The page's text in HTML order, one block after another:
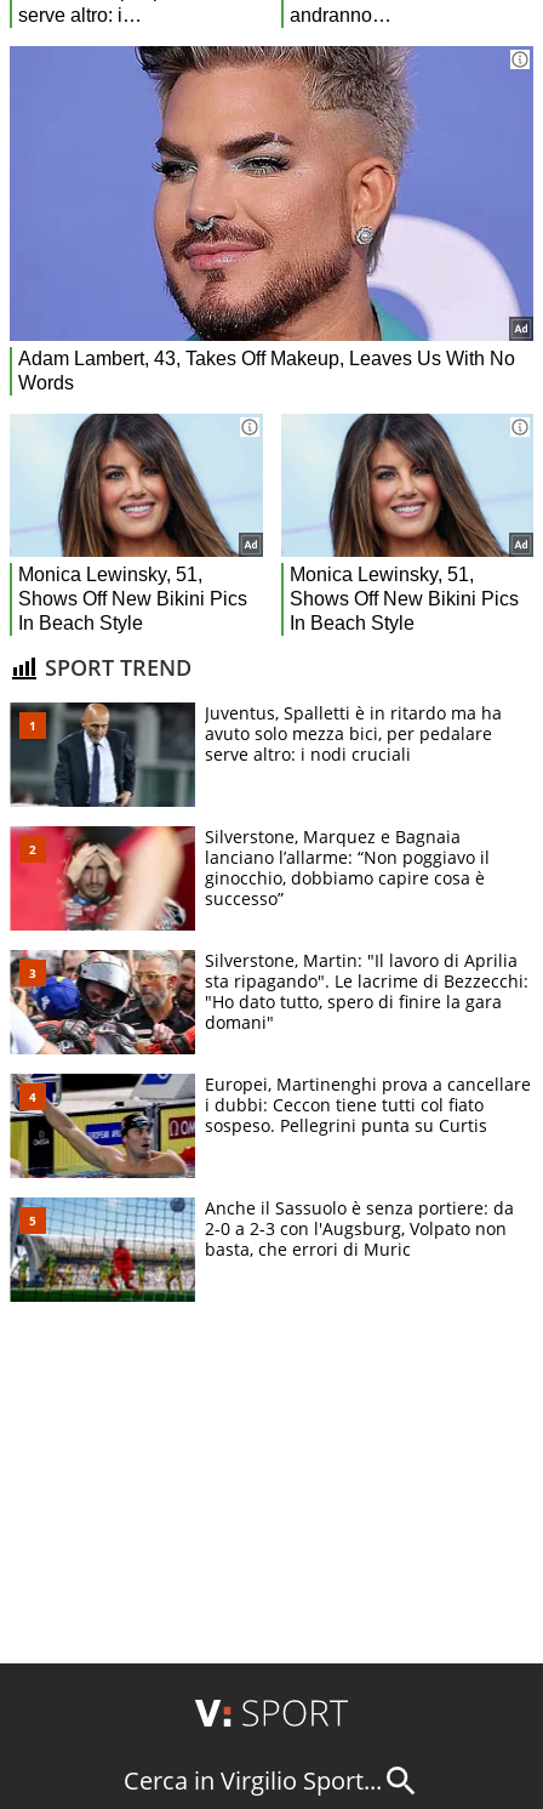
SPORT TREND
Juventus, Spalletti è in ritardo ma ha
avuto solo mezza bici, per pedalare
serve altro: i nodi cruciali
Silverstone, Marquez e Bagnaia
lanciano l’allarme: “Non poggiavo il
ginocchio, dobbiamo capire cosa è
successo”
Silverstone, Martin: "Il lavoro di Aprilia
sta ripagando". Le lacrime di Bezzecchi:
"Ho dato tutto, spero di finire la gara
domani"
Europei, Martinenghi prova a cancellare
i dubbi: Ceccon tiene tutti col fiato
sospeso. Pellegrini punta su Curtis
Anche il Sassuolo è senza portiere: da
2-0 a 2-3 con l'Augsburg, Volpato non
basta, che errori di Muric
Cerca in Virgilio Sport...